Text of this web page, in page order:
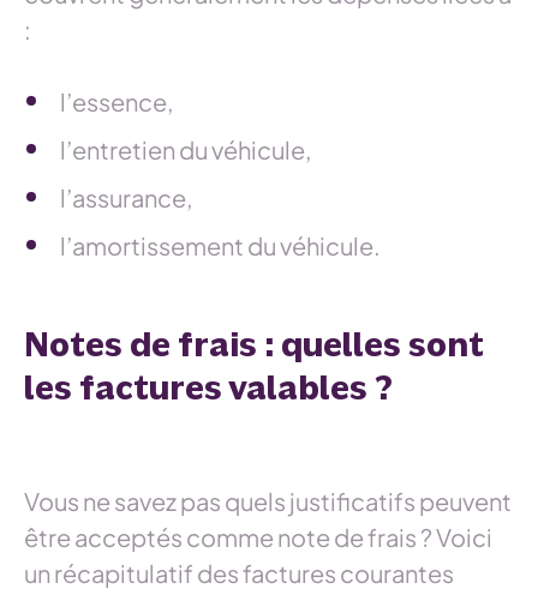
:
l’essence,
l’entretien du véhicule,
l’assurance,
l’amortissement du véhicule.
Notes de frais : quelles sont
les factures valables ?
Vous ne savez pas quels justificatifs peuvent
être acceptés comme note de frais ? Voici
un récapitulatif des factures courantes